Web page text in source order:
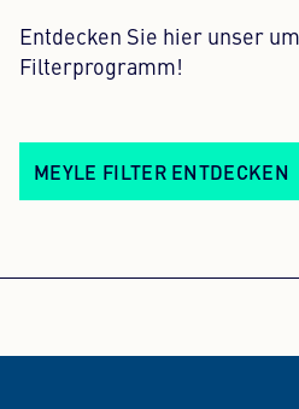
Entdecken Sie hier unser
Filterprogramm!
MEYLE FILTER ENTDECKEN